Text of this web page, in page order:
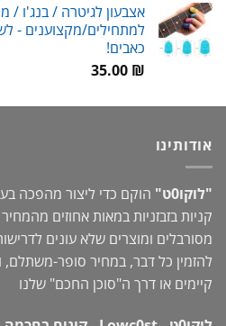
היה:
135.00 ₪.
הוא:
₪.
אצבעון לגיטרה / בנג'ו /
למתחילים/מקצוענים -
כאבים!
35.00 ₪
אודותינו
"לוקו0ט"
הוקם כדי ליצור מהפכה
קניות בזבזניות במאות אחוזים
מסורבלים ומוצרים שלא עונים
להזמין כל דבר, במחיר סופר-משתלם,
קיימים או דרך ה"סוכן החכם" שלנו